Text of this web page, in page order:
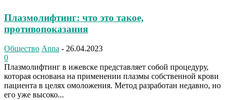
Плазмолифтинг: что это такое,
противопоказания
Общество Anna - 26.04.2023
0
Плазмолифтинг в ижевске представляет собой процедуру,
которая основана на применении плазмы собственной крови
пациента в целях омоложения. Метод разработан недавно, но
его уже высоко...